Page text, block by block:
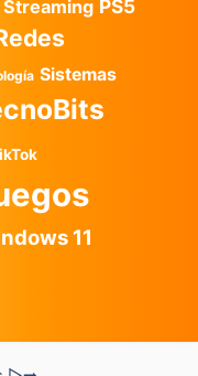
PS5
Sistemas
11